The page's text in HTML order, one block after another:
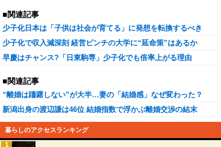
■関連記事
少子化日本は「子供は社会が育てる」に発想を転換するべき
少子化で収入減深刻 経営ピンチの大学に“延命策”はあるか
早慶はチャンス?「日東駒専」少子化でも倍率上がる理由
■関連記事
“離婚は躊躇しない”が大半…妻の「結婚感」なぜ変わった？
新潟出身の渡辺謙は46位 結婚指数で浮かぶ離婚交渉の結末
暮らしのアクセスランキング
1